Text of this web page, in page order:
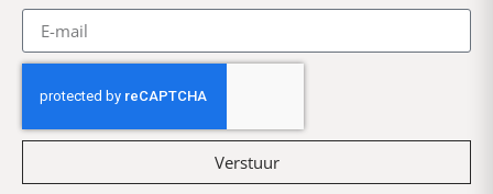
Verstuur